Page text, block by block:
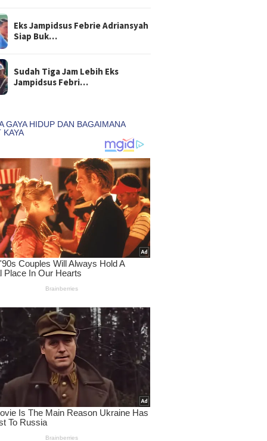
Eks Jampidsus Febrie Adriansyah
Siap Buk…
Sudah Tiga Jam Lebih Eks
Jampidsus Febri…